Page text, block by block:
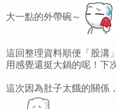
大一點的外帶碗～
這回整理資料順便「股溝
用感覺還挺大鍋的呢！下
這次因為肚子太餓的關係